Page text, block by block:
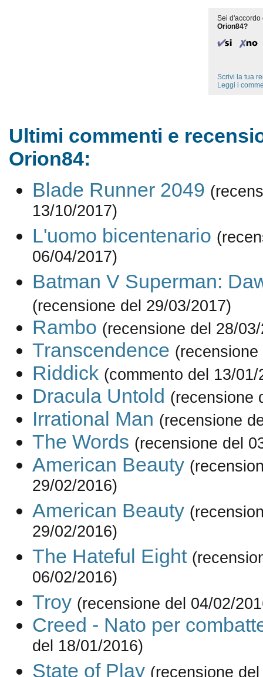
Sei d'accordo
Orion84?
Scrivi la tua
Leggi i
Ultimi commenti e
Orion84:
Blade Runner 2049
13/10/2017)
L'uomo bicentenario
06/04/2017)
Batman V Superman:
(recensione del 29/03/2017)
Rambo (recensione del 28/
Transcendence
Riddick (commento del 13/01/
Dracula Untold (recensione
Irrational Man (recensione
The Words (recensione del
American Beauty
29/02/2016)
American Beauty
29/02/2016)
The Hateful Eight
06/02/2016)
Troy (recensione del 04/02/
Creed - Nato per
del 18/01/2016)
State of Play (recensione